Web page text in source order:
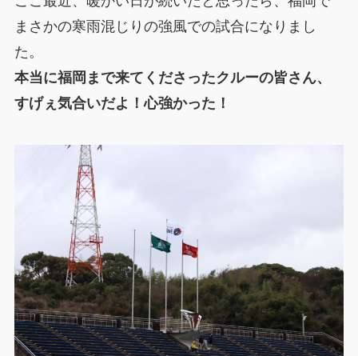
まさかの寒雨混じりの強風での試合になりまし
た。
本当に福岡まで来てくださったクルーの皆さん、
すげぇ気合いだよ！心強かった！